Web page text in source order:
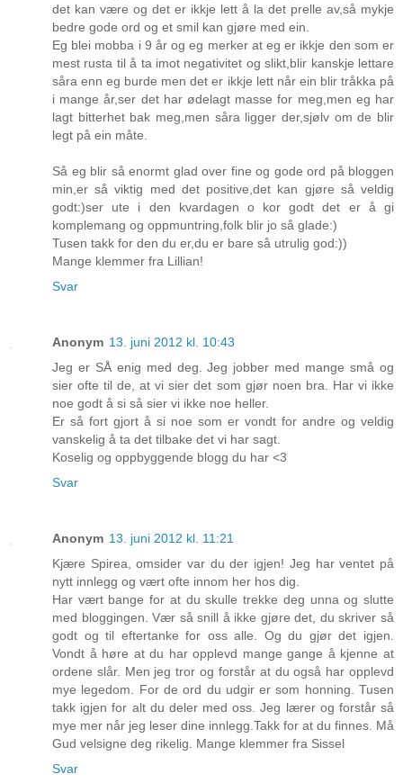
det kan være og det er ikkje lett å la det prelle av,så mykje
bedre gode ord og et smil kan gjøre med ein.
Eg blei mobba i 9 år og eg merker at eg er ikkje den som er
mest rusta til å ta imot negativitet og slikt,blir kanskje lettare
såra enn eg burde men det er ikkje lett når ein blir tråkka på
i mange år,ser det har ødelagt masse for meg,men eg har
lagt bitterhet bak meg,men såra ligger der,sjølv om de blir
legt på ein måte.
Så eg blir så enormt glad over fine og gode ord på bloggen
min,er så viktig med det positive,det kan gjøre så veldig
godt:)ser ute i den kvardagen o kor godt det er å gi
komplemang og oppmuntring,folk blir jo så glade:)
Tusen takk for den du er,du er bare så utrulig god:))
Mange klemmer fra Lillian!
Svar
Anonym 13. juni 2012 kl. 10:43
Jeg er SÅ enig med deg. Jeg jobber med mange små og
sier ofte til de, at vi sier det som gjør noen bra. Har vi ikke
noe godt å si så sier vi ikke noe heller.
Er så fort gjort å si noe som er vondt for andre og veldig
vanskelig å ta det tilbake det vi har sagt.
Koselig og oppbyggende blogg du har <3
Svar
Anonym 13. juni 2012 kl. 11:21
Kjære Spirea, omsider var du der igjen! Jeg har ventet på
nytt innlegg og vært ofte innom her hos dig.
Har vært bange for at du skulle trekke deg unna og slutte
med bloggingen. Vær så snill å ikke gjøre det, du skriver så
godt og til eftertanke for oss alle. Og du gjør det igjen.
Vondt å høre at du har opplevd mange gange å kjenne at
ordene slår. Men jeg tror og forstår at du også har opplevd
mye legedom. For de ord du udgir er som honning. Tusen
takk igjen for alt du deler med oss. Jeg lærer og forstår så
mye mer når jeg leser dine innlegg.Takk for at du finnes. Må
Gud velsigne deg rikelig. Mange klemmer fra Sissel
Svar